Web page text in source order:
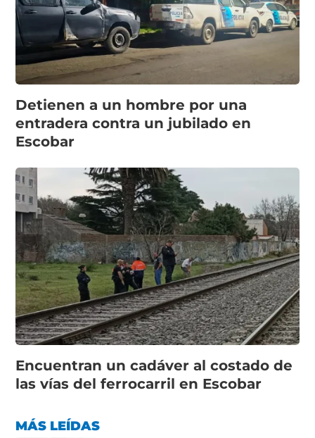
Detienen a un hombre por una
entradera contra un jubilado en
Escobar
Encuentran un cadáver al costado de
las vías del ferrocarril en Escobar
MÁS LEÍDAS